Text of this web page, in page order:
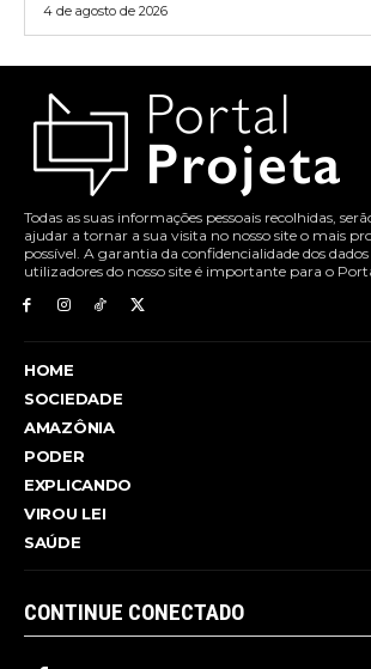
4 de agosto de 2026
Todas as suas informações pessoais recolhidas,
ajudar a tornar a sua visita no nosso site o mais
possível. A garantia da confidencialidade dos dados
utilizadores do nosso site é importante para o
HOME
SOCIEDADE
AMAZÔNIA
PODER
EXPLICANDO
VIROU LEI
SAÚDE
CONTINUE CONECTADO